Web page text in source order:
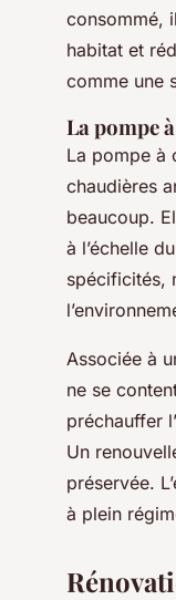
consommé,
habitat et
comme une
La pompe
La pompe à
chaudières
beaucoup.
à l’échelle
spécificités,
Associée à
ne se
préchauffer
Un
préservée.
à plein